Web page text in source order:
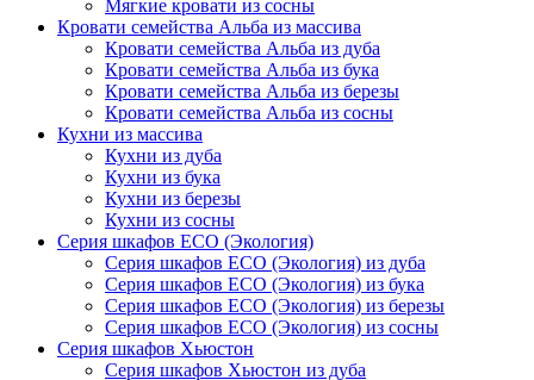
Мягкие кровати из сосны
Кровати семейства Альба из массива
Кровати семейства Альба из дуба
Кровати семейства Альба из бука
Кровати семейства Альба из березы
Кровати семейства Альба из сосны
Кухни из массива
Кухни из дуба
Кухни из бука
Кухни из березы
Кухни из сосны
Серия шкафов ECO (Экология)
Серия шкафов ECO (Экология) из дуба
Серия шкафов ECO (Экология) из бука
Серия шкафов ECO (Экология) из березы
Серия шкафов ECO (Экология) из сосны
Серия шкафов Хьюстон
Серия шкафов Хьюстон из дуба